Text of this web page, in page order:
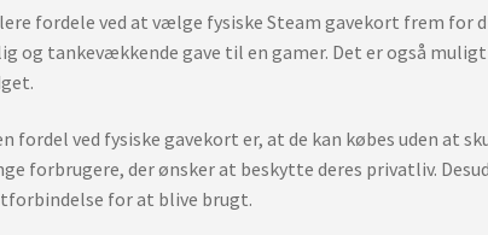
fordele ved at vælge fysiske Steam gavekort frem for
og tankevækkende gave til en gamer. Det er også
fordel ved fysiske gavekort er, at de kan købes uden
forbrugere, der ønsker at beskytte deres privatliv.
for at blive brugt.